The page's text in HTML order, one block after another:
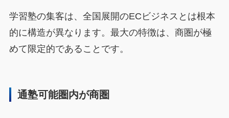
学習塾の集客は、全国展開のECビジネスとは根本
的に構造が異なります。最大の特徴は、商圏が極
めて限定的であることです。
通塾可能圏内が商圏